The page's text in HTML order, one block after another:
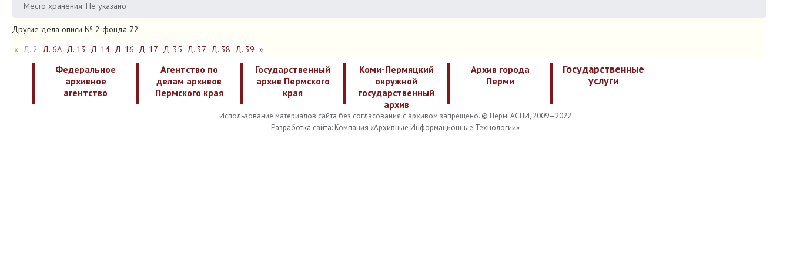
Место хранения: Не указано
Другие дела описи № 2 фонда 72
« Д. 2 Д. 6А Д. 13 Д. 14 Д. 16 Д. 17 Д. 35 Д. 37 Д. 38 Д. 39 »
Федеральное
архивное
агентство
Агентство по
делам архивов
Пермского края
Государственный
архив Пермского
края
Коми-Пермяцкий
окружной
государственный
архив
Архив города
Перми
Государственные
услуги
Использование материалов сайта без согласования с архивом запрещено. © ПермГАСПИ, 2009–2022
Разработка сайта: Компания «Архивные Информационные Технологии»